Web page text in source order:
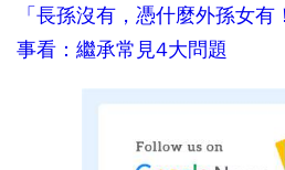
「長孫沒有，憑什麼外孫女
事看：繼承常見4大問題